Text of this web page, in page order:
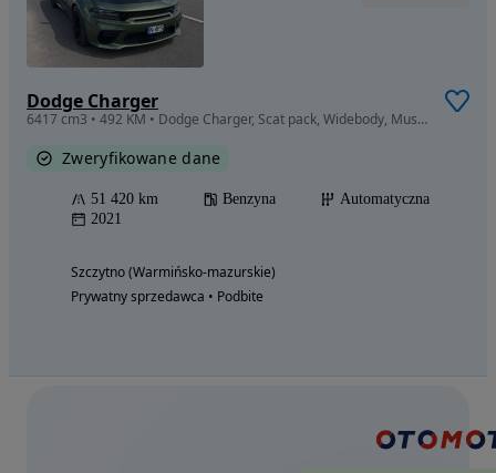
Dodge Charger
6417 cm3 • 492 KM • Dodge Charger, Scat pack, Widebody, Muscle Car 2021
Zweryfikowane dane
51 420 km Benzyna
Automatyczna
2021
Szczytno (Warmińsko-mazurskie)
Prywatny sprzedawca • Podbite